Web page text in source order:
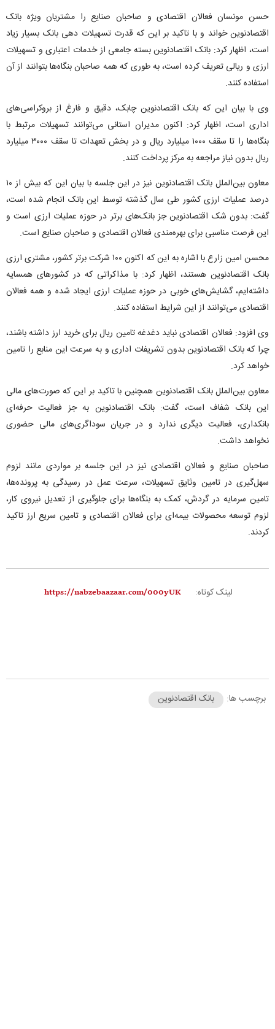
حسن مونسان فعالان اقتصادی و صاحبان صنایع را مشتریان ویژه بانک
اقتصادنوین خواند و با تاکید بر این که قدرت تسهیلات دهی بانک بسیار زیاد
است، اظهار کرد: بانک اقتصادنوین بسته جامعی از خدمات اعتباری و تسهیلات
ارزی و ریالی تعریف کرده است، به طوری که همه صاحبان بنگاه‌ها بتوانند از آن
استفاده کنند.
وی با بیان این که بانک اقتصادنوین چابک، دقیق و فارغ از بروکراسی‌های
اداری است، اظهار کرد: اکنون مدیران استانی می‌توانند تسهیلات مرتبط با
بنگاه‌ها را تا سقف ۱۰۰۰ میلیارد ریال و در بخش تعهدات تا سقف ۳۰۰۰ میلیارد
ریال بدون نیاز مراجعه به مرکز پرداخت کنند.
معاون بین‌الملل بانک اقتصادنوین نیز در این جلسه با بیان این که بیش از ۱۰
درصد عملیات ارزی کشور طی سال گذشته توسط این بانک انجام شده است،
گفت: بدون شک اقتصادنوین جز بانک‌های برتر در حوزه عملیات ارزی است و
این فرصت مناسبی برای بهره‌مندی فعالان اقتصادی و صاحبان صنایع است.
محسن امین زارع با اشاره به این که اکنون ۱۰۰ شرکت برتر کشور، مشتری ارزی
بانک اقتصادنوین هستند، اظهار کرد: با مذاکراتی که در کشور‌های همسایه
داشته‌ایم، گشایش‌های خوبی در حوزه عملیات ارزی ایجاد شده و همه فعالان
اقتصادی می‌توانند از این شرایط استفاده کنند.
وی افزود: فعالان اقتصادی نباید دغدغه تامین ریال برای خرید ارز داشته باشند،
چرا که بانک اقتصادنوین بدون تشریفات اداری و به سرعت این منابع را تامین
خواهد کرد.
معاون بین‌الملل بانک اقتصادنوین همچنین با تاکید بر این که صورت‌های مالی
این بانک شفاف است، گفت: بانک اقتصادنوین به جز فعالیت حرفه‌ای
بانکداری، فعالیت دیگری ندارد و در جریان سوداگری‌های مالی حضوری
نخواهد داشت.
صاحبان صنایع و فعالان اقتصادی نیز در این جلسه بر مواردی مانند لزوم
سهل‌گیری در تامین وثایق تسهیلات، سرعت عمل در رسیدگی به پرونده‌ها،
تامین سرمایه در گردش، کمک به بنگاه‌ها برای جلوگیری از تعدیل نیروی کار،
لزوم توسعه محصولات بیمه‌ای برای فعالان اقتصادی و تامین سریع ارز تاکید
کردند.
لینک کوتاه:
برچسب ها: بانک اقتصادنوین